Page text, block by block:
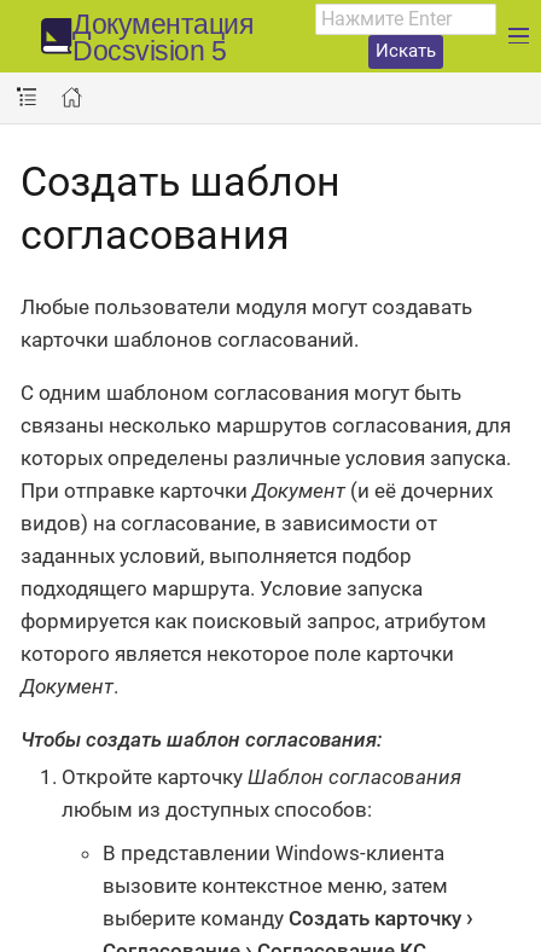
Документация
Docsvision 5
Искать
Создать шаблон
согласования
Любые пользователи модуля могут создавать
карточки шаблонов согласований.
С одним шаблоном согласования могут быть
связаны несколько маршрутов согласования, для
которых определены различные условия запуска.
При отправке карточкиДокумент(и её дочерних
видов) на согласование, в зависимости от
заданных условий, выполняется подбор
подходящего маршрута. Условие запуска
формируется как поисковый запрос, атрибутом
которого является некоторое поле карточки
Документ.
Чтобы создать шаблон согласования:
Откройте карточку Шаблон согласования
любым из доступных способов:
В представлении Windows-клиента
вызовите контекстное меню, затем
выберите команду Создать карточку